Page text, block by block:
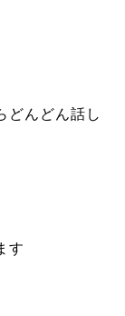
どんどん話し
す